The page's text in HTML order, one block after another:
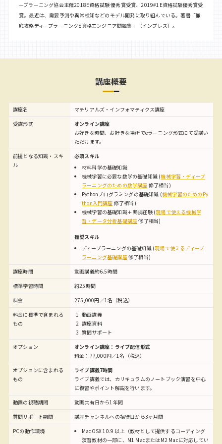
ープラーニング協会主催2018E資格試験 優秀賞受賞、2019#1E資格試験優秀賞受
賞。最近は、需要予測や異常検知などのモデル開発に取り組んでいる。著書「徹
底攻略ディープラーニングE資格エンジニア問題集」（インプレス）。
講座概要
講座名
マテリアルズ・インフォマティクス講座
受講形式
オンライン講座
お好きな時間、お好きな場所でeラーニング形式にて受講い
ただけます。
前提となる知識・スキ
ル
必須スキル
材料科学の基礎知識
機械学習に必要な数学の基礎知識 (機械学習・ディープ
ラーニングのための数学講座 修了相当)
Pythonプログラミングの基礎知識 (機械学習のためのPy
thon入門講座 修了相当)
機械学習の基礎知識＋実装経験 (現場で使える機械学
習・データ分析基礎講座修了相当)
推奨スキル
ディープラーニングの基礎知識 (現場で使えるディープ
ラーニング基礎講座修了相当)
講座時間
動画講義約6.5時間
標準学習時間
約25時間
料金
275,000円／1名（税込）
料金に標準で含まれる
もの
動画講義
講座資料
質問サポート
オプション
オンライン講座：ライブ配信形式
料金：77,000円／1名（税込）
オプションに含まれる
もの
ライブ講義7時間
ライブ講義では、カリキュラムのノートブック演習を中心
に復習やポイント解説を行います。
動画の視聴期間
動画共有日から1年間
質問サポート期間
講座チャンネルへの招待日から3ヶ月間
PCの動作環境
MacOSX 10.9 以上（教材として提供するコーディング
演習教材の一部に、M1 MacまたはM2 Macに対応してい